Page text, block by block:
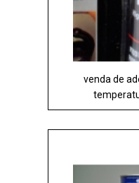
venda de